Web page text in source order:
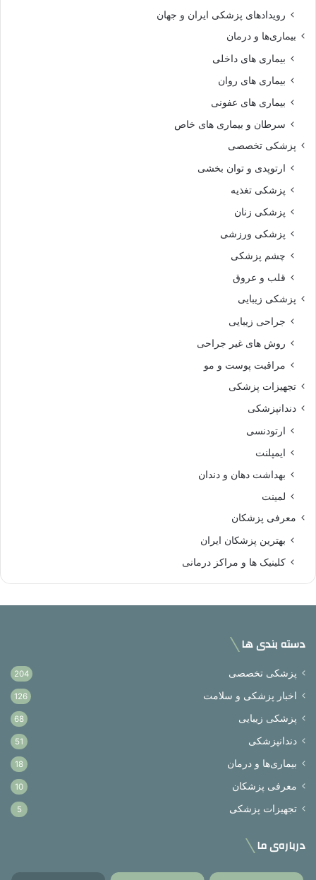
رویدادهای پزشکی ایران و جهان
بیماری‌ها و درمان
بیماری های داخلی
بیماری های روان‌
بیماری های عفونی
سرطان و بیماری های خاص
پزشکی تخصصی
ارتوپدی و توان بخشی
پزشکی تغذیه
پزشکی زنان
پزشکی ورزشی
چشم پزشکی
قلب و عروق
پزشکی زیبایی
جراحی زیبایی
روش های غیر جراحی
مراقبت پوست و مو
تجهیزات پزشکی
دندانپزشکی
ارتودنسی
ایمپلنت
بهداشت دهان و دندان
لمینت
معرفی پزشکان
بهترین پزشکان ایران
کلینیک ها و مراکز درمانی
دسته بندی ها
پزشکی تخصصی 204
اخبار پزشکی و سلامت 126
پزشکی زیبایی 68
دندانپزشکی 51
بیماری‌ها و درمان 18
معرفی پزشکان 10
تجهیزات پزشکی 5
درباره‌ی ما